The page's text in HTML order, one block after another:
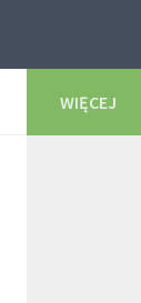
WIĘCEJ